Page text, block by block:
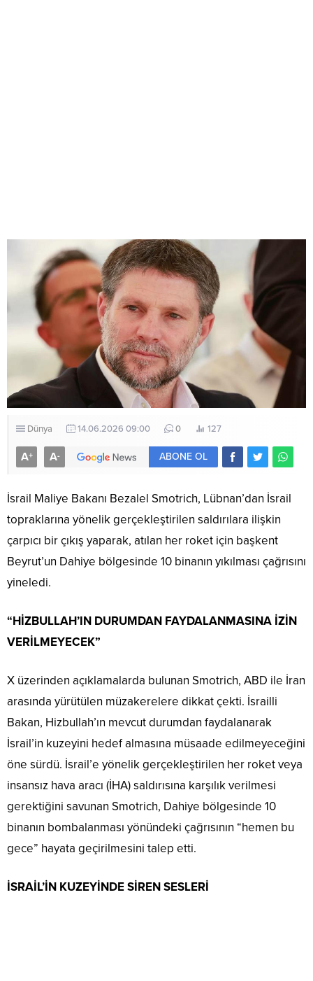
Dünya 14.06.2026 09:00 0 127
A+ A- ABONE OL
İsrail Maliye Bakanı Bezalel Smotrich, Lübnan’dan İsrail
topraklarına yönelik gerçekleştirilen saldırılara ilişkin
çarpıcı bir çıkış yaparak, atılan her roket için başkent
Beyrut’un Dahiye bölgesinde 10 binanın yıkılması çağrısını
yineledi.
“HİZBULLAH’IN DURUMDAN FAYDALANMASINA İZİN
VERİLMEYECEK”
X üzerinden açıklamalarda bulunan Smotrich, ABD ile İran
arasında yürütülen müzakerelere dikkat çekti. İsrailli
Bakan, Hizbullah’ın mevcut durumdan faydalanarak
İsrail’in kuzeyini hedef almasına müsaade edilmeyeceğini
öne sürdü. İsrail’e yönelik gerçekleştirilen her roket veya
insansız hava aracı (İHA) saldırısına karşılık verilmesi
gerektiğini savunan Smotrich, Dahiye bölgesinde 10
binanın bombalanması yönündeki çağrısının “hemen bu
gece” hayata geçirilmesini talep etti.
İSRAİL’İN KUZEYİNDE SİREN SESLERİ